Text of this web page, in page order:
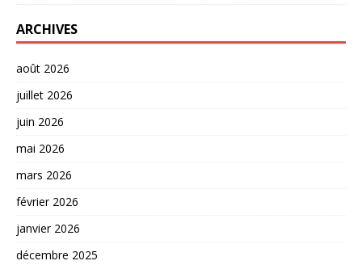
ARCHIVES
août 2026
juillet 2026
juin 2026
mai 2026
mars 2026
février 2026
janvier 2026
décembre 2025